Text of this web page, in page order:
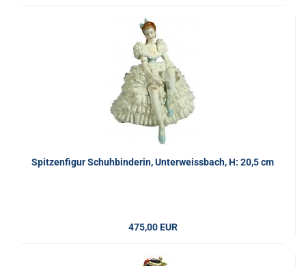
Spitzenfigur Schuhbinderin, Unterweissbach, H: 20,5 cm
475,00 EUR